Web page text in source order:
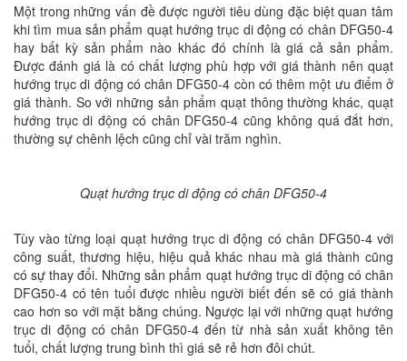
Một trong những vấn đề được người tiêu dùng đặc biệt quan tâm
khi tìm mua sản phẩm quạt hướng trục di động có chân DFG50-4
hay bất kỳ sản phẩm nào khác đó chính là giá cả sản phẩm.
Được đánh giá là có chất lượng phù hợp với giá thành nên quạt
hướng trục di động có chân DFG50-4 còn có thêm một ưu điểm ở
giá thành. So với những sản phẩm quạt thông thường khác, quạt
hướng trục di động có chân DFG50-4 cũng không quá đắt hơn,
thường sự chênh lệch cũng chỉ vài trăm nghìn.
Quạt hướng trục di động có chân DFG50-4
Tùy vào từng loại quạt hướng trục di động có chân DFG50-4 với
công suất, thương hiệu, hiệu quả khác nhau mà giá thành cũng
có sự thay đổi. Những sản phẩm quạt hướng trục di động có chân
DFG50-4 có tên tuổi được nhiều người biết đến sẽ có giá thành
cao hơn so với mặt bằng chúng. Ngược lại với những quạt hướng
trục di động có chân DFG50-4 đến từ nhà sản xuất không tên
tuổi, chất lượng trung bình thì giá sẽ rẻ hơn đôi chút.